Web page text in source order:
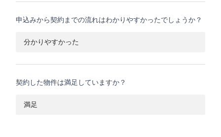
申込みから契約までの流れはわかりやすかったでしょうか？
分かりやすかった
契約した物件は満足していますか？
満足